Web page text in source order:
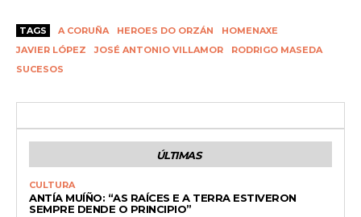
TAGS A CORUÑA HEROES DO ORZÁN
HOMENAXE
JAVIER LÓPEZ
JOSÉ ANTONIO VILLAMOR
RODRIGO MASEDA
SUCESOS
ÚLTIMAS
CULTURA
ANTÍA MUÍÑO: “AS RAÍCES E A TERRA ESTIVERON
SEMPRE DENDE O PRINCIPIO”